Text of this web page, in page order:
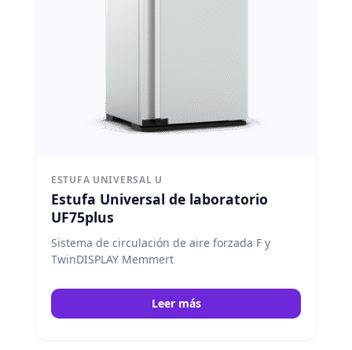
ESTUFA UNIVERSAL U
Estufa Universal de laboratorio
UF75plus
Sistema de circulación de aire forzada F y
TwinDISPLAY Memmert
Leer más